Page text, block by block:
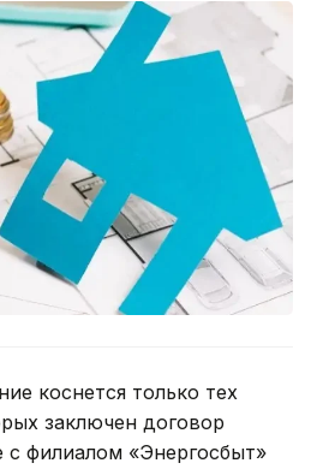
коснется только тех
заключен договор
с филиалом «Энергосбыт»